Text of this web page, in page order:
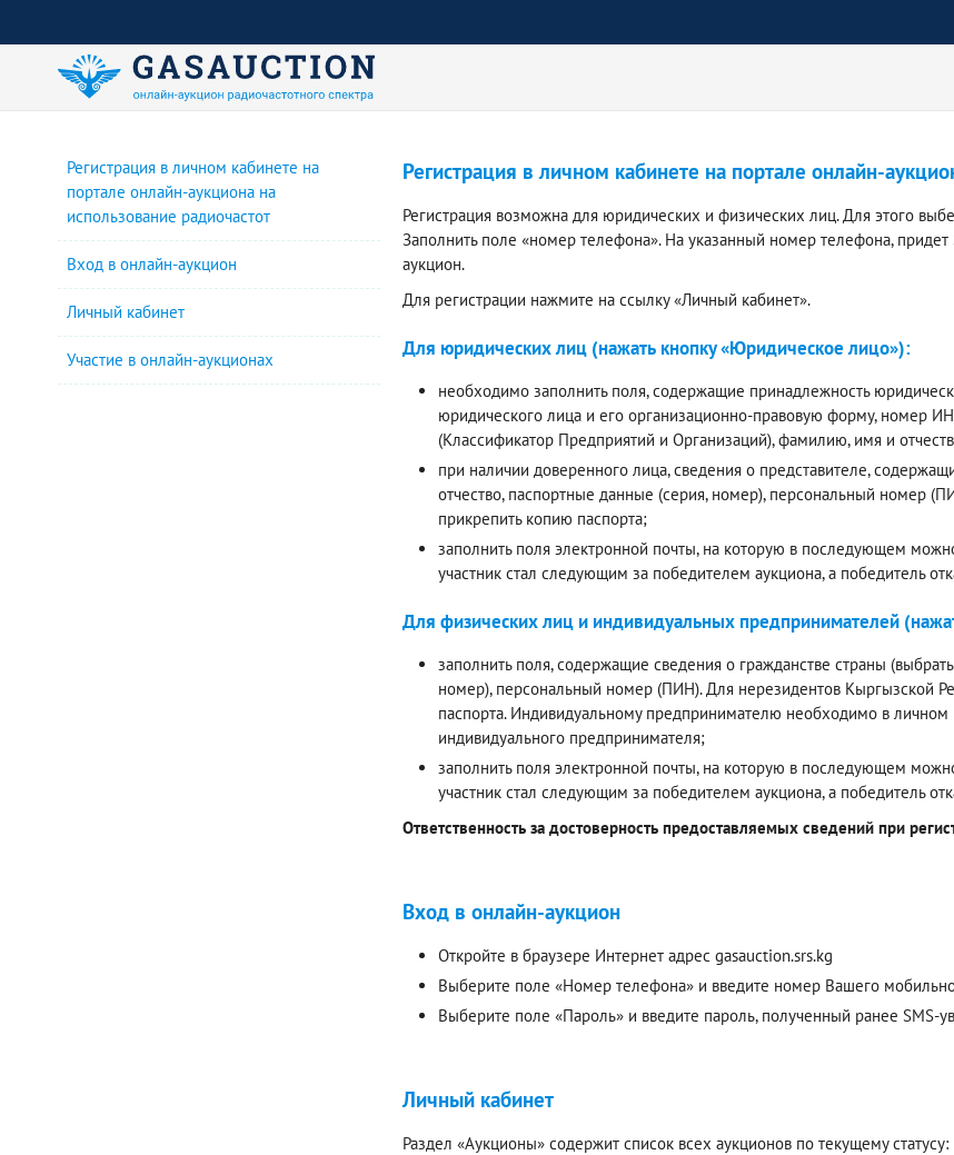
Регистрация в личном кабинете на
портале онлайн-аукциона на
использование радиочастот
Вход в онлайн-аукцион
Личный кабинет
Участие в онлайн-аукционах
Регистрация в личном кабинете на портале онлайн-
Регистрация возможна для юридических и физических лиц. Для этого
Заполнить поле «номер телефона». На указанный номер телефона,
аукцион.
Для регистрации нажмите на ссылку «Личный кабинет».
Для юридических лиц (нажать кнопку «Юридическое лицо»):
необходимо заполнить поля, содержащие принадлежность
юридического лица и его организационно-правовую форму, номер
(Классификатор Предприятий и Организаций), фамилию, имя и
при наличии доверенного лица, сведения о представителе,
отчество, паспортные данные (серия, номер), персональный номер
прикрепить копию паспорта;
заполнить поля электронной почты, на которую в последующем
участник стал следующим за победителем аукциона, а победитель
Для физических лиц и индивидуальных предпринимателей
заполнить поля, содержащие сведения о гражданстве страны
номер), персональный номер (ПИН). Для нерезидентов Кыргызской
паспорта. Индивидуальному предпринимателю необходимо в личном
индивидуального предпринимателя;
заполнить поля электронной почты, на которую в последующем
участник стал следующим за победителем аукциона, а победитель
Ответственность за достоверность предоставляемых сведений при
Вход в онлайн-аукцион
Откройте в браузере Интернет адрес gasauction.srs.kg
Выберите поле «Номер телефона» и введите номер Вашего
Выберите поле «Пароль» и введите пароль, полученный ранее SMS-
Личный кабинет
Раздел «Аукционы» содержит список всех аукционов по текущему статусу: